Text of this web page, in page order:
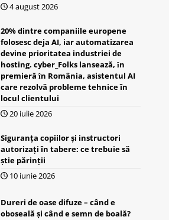
4 august 2026
20% dintre companiile europene
folosesc deja AI, iar automatizarea
devine prioritatea industriei de
hosting. cyber_Folks lansează, ȋn
premieră ȋn România, asistentul AI
care rezolvă probleme tehnice în
locul clientului
20 iulie 2026
Siguranța copiilor și instructori
autorizați în tabere: ce trebuie să
știe părinții
10 iunie 2026
Dureri de oase difuze – când e
oboseală și când e semn de boală?